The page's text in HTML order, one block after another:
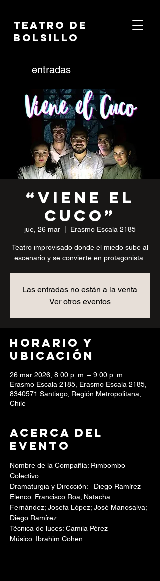
entradas
Teatro de
Bolsillo
“Viene el
Cuco”
jue, 26 mar
  |
Erasmo Escala 2185
Teatro improvisado donde el miedo sube al
escenario y se convierte en protagonista.
Las entradas no están a la venta
Ver otros eventos
Horario y
ubicación
26 mar 2026, 8:00 p. m. – 9:00 p. m.
Erasmo Escala 2185, Erasmo Escala 2185,
8340571 Santiago, Región Metropolitana,
Chile
Acerca del
evento
Nombre de la Compañía: Rimbombo
Colectivo
Dramaturgia y Dirección:   Diego Ramírez
Elenco: Francisco Roa; Natacha
Fernández; Josefa López; José Manosalva;
Diego Ramírez
Técnica de luces: Camila Pérez
Músico: Ibrahim Cohen